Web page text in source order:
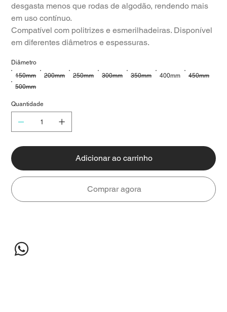
desgasta menos que rodas de algodão, rendendo mais
em uso contínuo.
Compatível com politrizes e esmerilhadeiras. Disponível
em diferentes diâmetros e espessuras.
150mm 200mm 250mm 300mm 350mm 400mm
450mm
500mm
Diâmetro
Quantidade
Adicionar ao carrinho
Comprar agora